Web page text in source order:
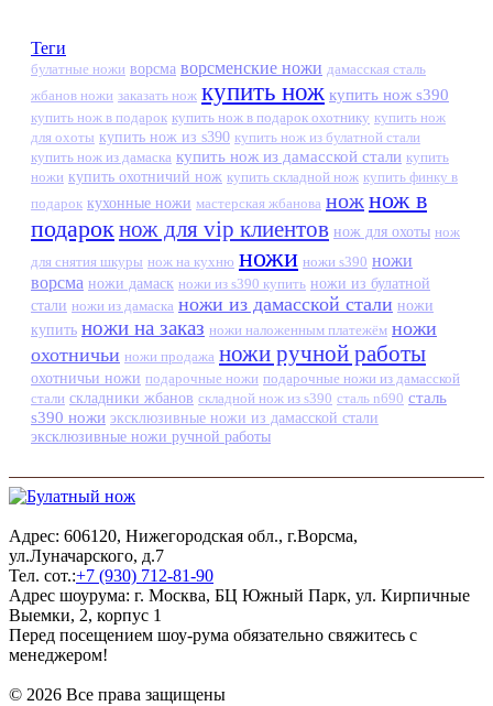
Теги
булатные ножи ворсма ворсменские ножи дамасская сталь
жбанов ножи заказать нож купить нож купить нож s390
купить нож в подарок купить нож в подарок охотнику купить нож
для охоты купить нож из s390 купить нож из булатной стали
купить нож из дамаска купить нож из дамасской стали купить
ножи купить охотничий нож купить складной нож купить финку в
подарок кухонные ножи мастерская жбанова ножнож в
подарокнож для vip клиентов нож для охоты нож
для снятия шкуры нож на кухню ножи ножи s390 ножи
ворсма ножи дамаск ножи из s390 купить ножи из булатной
стали ножи из дамаска ножи из дамасской стали ножи
купить ножи на заказ ножи наложенным платежём ножи
охотничьи ножи продажа ножи ручной работы
охотничьи ножи подарочные ножи подарочные ножи из дамасской
стали складники жбанов складной нож из s390 сталь n690 сталь
s390 ножи эксклюзивные ножи из дамасской стали
эксклюзивные ножи ручной работы
Адрес: 606120, Нижегородская обл., г.Ворсма,
ул.Луначарского, д.7
Тел. сот.:+7 (930) 712-81-90
Адрес шоурума: г. Москва, БЦ Южный Парк, ул. Кирпичные
Выемки, 2, корпус 1
Перед посещением шоу-рума обязательно свяжитесь с
менеджером!
© 2026 Все права защищены